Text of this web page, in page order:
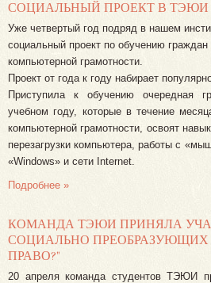
СОЦИАЛЬНЫЙ ПРОЕКТ В
Уже четвертый год подряд в нашем
социальный проект по обучению
компьютерной грамотности.
Проект от года к году набирает
Приступила к обучению очередная
учебном году, которые в течение
компьютерной грамотности, освоят
перезагрузки компьютера, работы с
«Windows» и сети Internet.
Подробнее »
КОМАНДА ТЭЮИ ПРИНЯЛА
СОЦИАЛЬНО
ПРАВО?"
20 апреля команда студентов ТЭЮИ